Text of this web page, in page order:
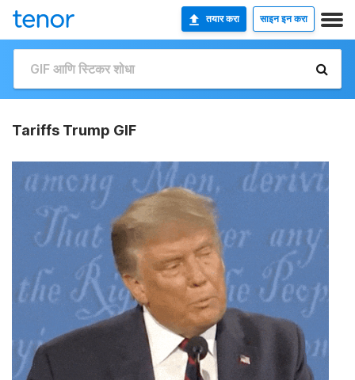
तयार करा साइन इन करा
Tariffs Trump GIF